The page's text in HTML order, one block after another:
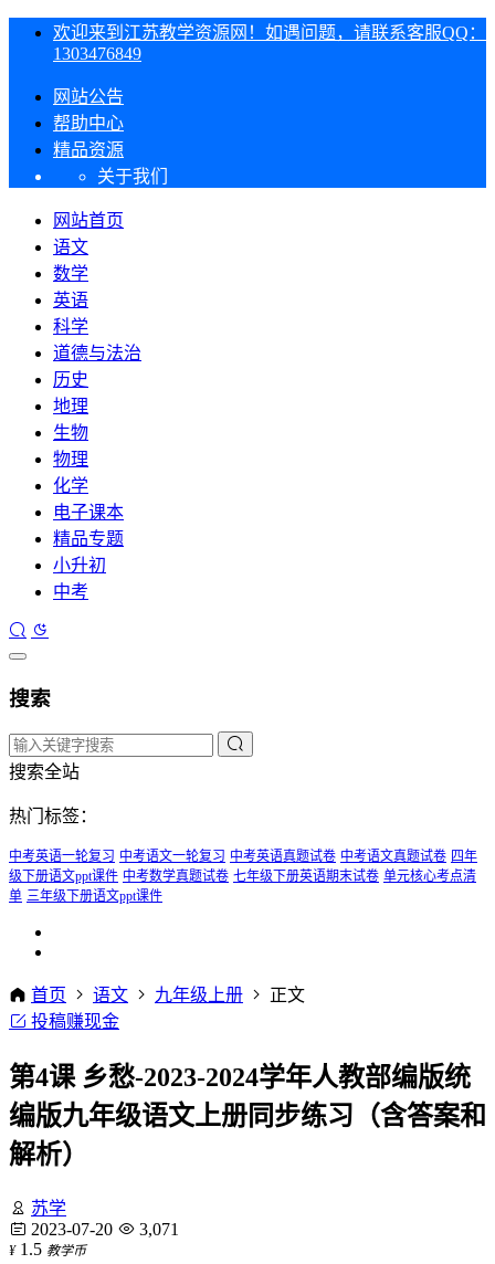
欢迎来到江苏教学资源网！如遇问题，请联系客服QQ：
1303476849
网站公告
帮助中心
精品资源
关于我们
网站首页
语文
数学
英语
科学
道德与法治
历史
地理
生物
物理
化学
电子课本
精品专题
小升初
中考
搜索
搜索全站
热门标签：
中考英语一轮复习 中考语文一轮复习 中考英语真题试卷 中考语文真题试卷 四年
级下册语文ppt课件 中考数学真题试卷 七年级下册英语期末试卷 单元核心考点清
单 三年级下册语文ppt课件
首页 语文 九年级上册
正文
投稿赚现金
第4课 乡愁-2023-2024学年人教部编版统
编版九年级语文上册同步练习（含答案和
解析）
苏学
2023-07-20
3,071
¥ 1.5 教学币